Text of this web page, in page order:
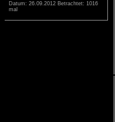
Datum: 26.09.2012 Betrachtet: 1016
mal